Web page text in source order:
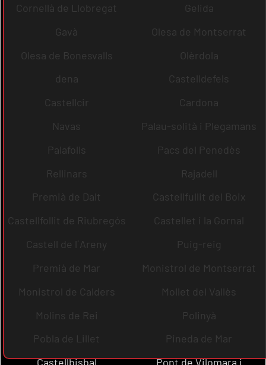
Cornellà de Llobregat
Gelida
Gavà
Olesa de Montserrat
Olesa de Bonesvalls
Olèrdola
dena
Castelldefels
Castellcir
Cardona
Navas
Palau-solità i Plegamans
Palafolls
Pacs del Penedès
Rellinars
Rajadell
Premià de Dalt
Castellfullit del Boix
Castellfollit de Riubregós
Castellet i la Gornal
Castell de l´Areny
Puig-reig
Premià de Mar
Monistrol de Montserrat
Monistrol de Calders
Mollet del Vallès
Molins de Rei
Polinyà
Pobla de Lillet
Pineda de Mar
Castellbisbal
Pont de Vilomara i